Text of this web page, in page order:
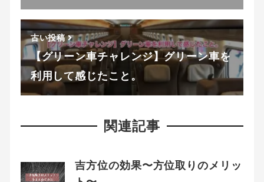
古い投稿
【グリーン車チャレンジ】グリーン車を
利用して感じたこと。
関連記事
吉方位の効果〜方位取りのメリッ